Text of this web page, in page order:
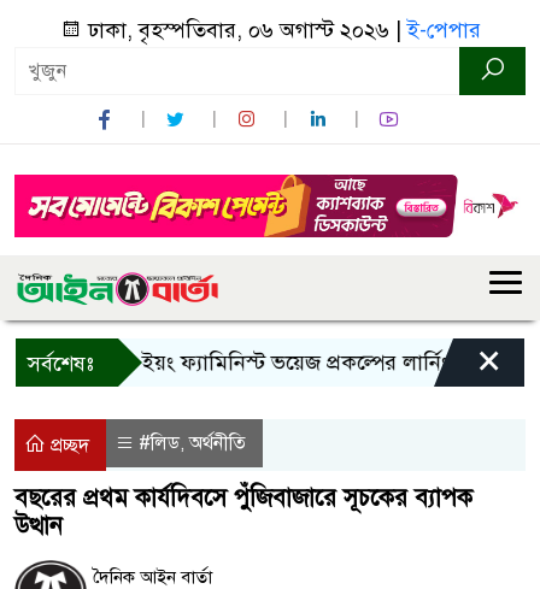
ঢাকা, বৃহস্পতিবার, ০৬ অগাস্ট ২০২৬ |ই-পেপার
সর্বশেষঃ
বান্দরবানে ইয়ং ফ্যামিনিস্ট ভয়েজ প্রকল্পের লার্নিং শেয়ারিং
×
প্রচ্ছদ #লিড,অর্থনীতি
বছরের প্রথম কার্যদিবসে পুঁজিবাজারে সূচকের ব্যাপক
উত্থান
দৈনিক আইন বার্তা